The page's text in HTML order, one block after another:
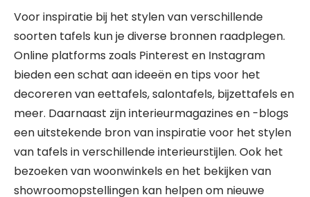
Voor inspiratie bij het stylen van verschillende
soorten tafels kun je diverse bronnen raadplegen.
Online platforms zoals Pinterest en Instagram
bieden een schat aan ideeën en tips voor het
decoreren van eettafels, salontafels, bijzettafels en
meer. Daarnaast zijn interieurmagazines en -blogs
een uitstekende bron van inspiratie voor het stylen
van tafels in verschillende interieurstijlen. Ook het
bezoeken van woonwinkels en het bekijken van
showroomopstellingen kan helpen om nieuwe